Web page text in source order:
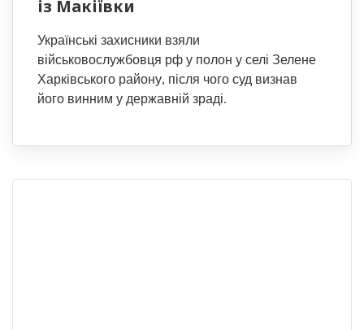
із Макіївки
Українські захисники взяли
військовослужбовця рф у полон у селі Зелене
Харківського району, після чого суд визнав
його винним у державній зраді.